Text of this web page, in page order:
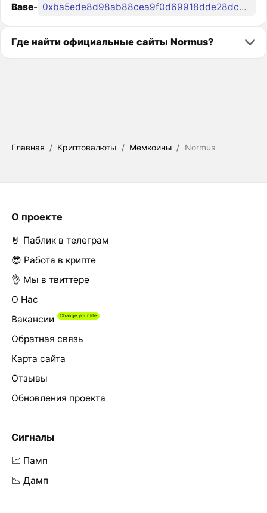
Base- 0xba5ede8d98ab88cea9f0d69918dde28dc23c2553
Где найти официальные сайты Normus?
Главная / Криптовалюты / Мемкоины / Normus
О проекте
🤘 Паблик в телеграм
😎 Работа в крипте
👌 Мы в твиттере
О Нас
Вакансии
Обратная связь
Карта сайта
Отзывы
Обновления проекта
Сигналы
📈 Памп
📉 Дамп